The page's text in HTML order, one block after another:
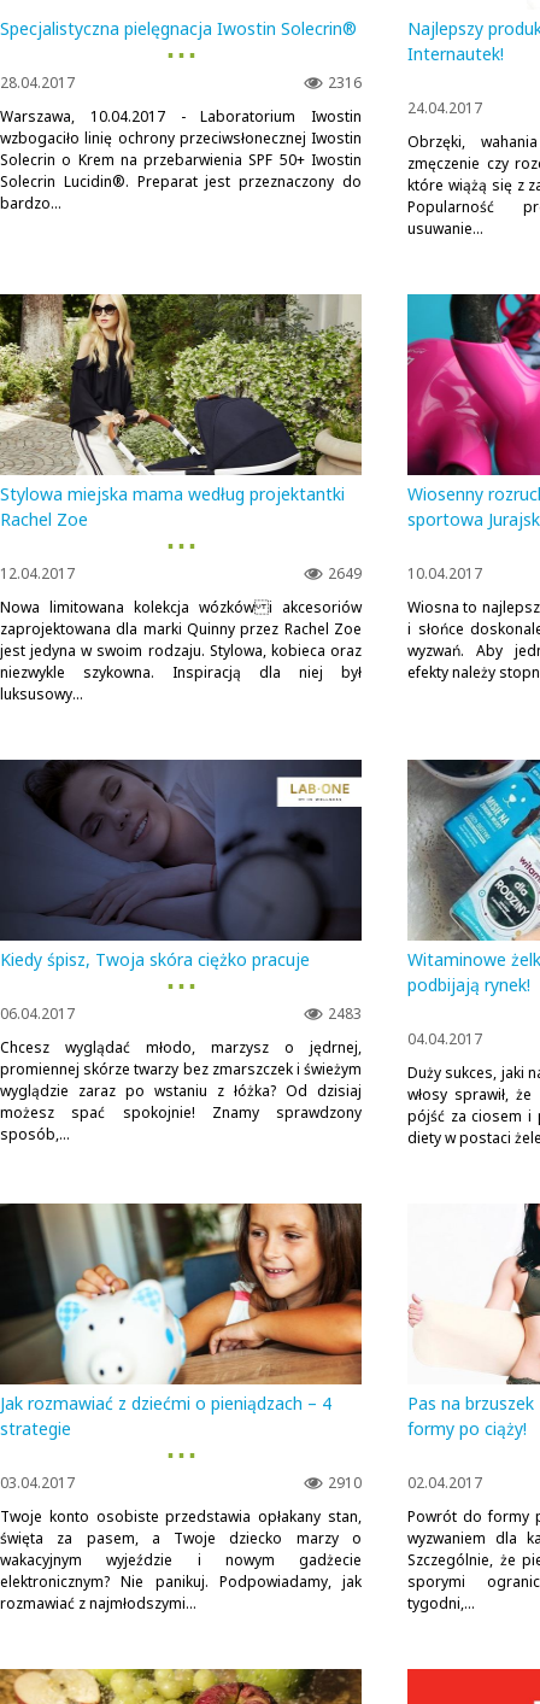
Specjalistyczna pielęgnacja Iwostin Solecrin®
▪ ▪ ▪
2316
28.04.2017
Warszawa, 10.04.2017 - Laboratorium Iwostin
wzbogaciło linię ochrony przeciwsłonecznej Iwostin
Solecrin o Krem na przebarwienia SPF 50+ Iwostin
Solecrin Lucidin®. Preparat jest przeznaczony do
bardzo...
Najlepszy
Internautek!
24.04.2017
Obrzęki,
zmęczenie czy
które wiążą się z
Popularność
usuwanie...
Stylowa miejska mama według projektantki
Rachel Zoe
▪ ▪ ▪
2649
12.04.2017
Nowa limitowana kolekcja wózków i akcesoriów
zaprojektowana dla marki Quinny przez Rachel Zoe
jest jedyna w swoim rodzaju. Stylowa, kobieca oraz
niezwykle szykowna. Inspiracją dla niej był
luksusowy...
Wiosenny
sportowa
10.04.2017
Wiosna to
i słońce
wyzwań. Aby
efekty należy
Kiedy śpisz, Twoja skóra ciężko pracuje
▪ ▪ ▪
2483
06.04.2017
Chcesz wyglądać młodo, marzysz o jędrnej,
promiennej skórze twarzy bez zmarszczek i świeżym
wyglądzie zaraz po wstaniu z łóżka? Od dzisiaj
możesz spać spokojnie! Znamy sprawdzony
sposób,...
Witaminowe
podbijają rynek!
04.04.2017
Duży sukces, jaki
włosy sprawił,
pójść za ciosem i
diety w postaci
Jak rozmawiać z dziećmi o pieniądzach – 4
strategie
▪ ▪ ▪
2910
03.04.2017
Twoje konto osobiste przedstawia opłakany stan,
święta za pasem, a Twoje dziecko marzy o
wakacyjnym wyjeździe i nowym gadżecie
elektronicznym? Nie panikuj. Podpowiadamy, jak
rozmawiać z najmłodszymi...
Pas na
formy po ciąży!
02.04.2017
Powrót do formy
wyzwaniem dla
Szczególnie, że
sporymi
tygodni,...